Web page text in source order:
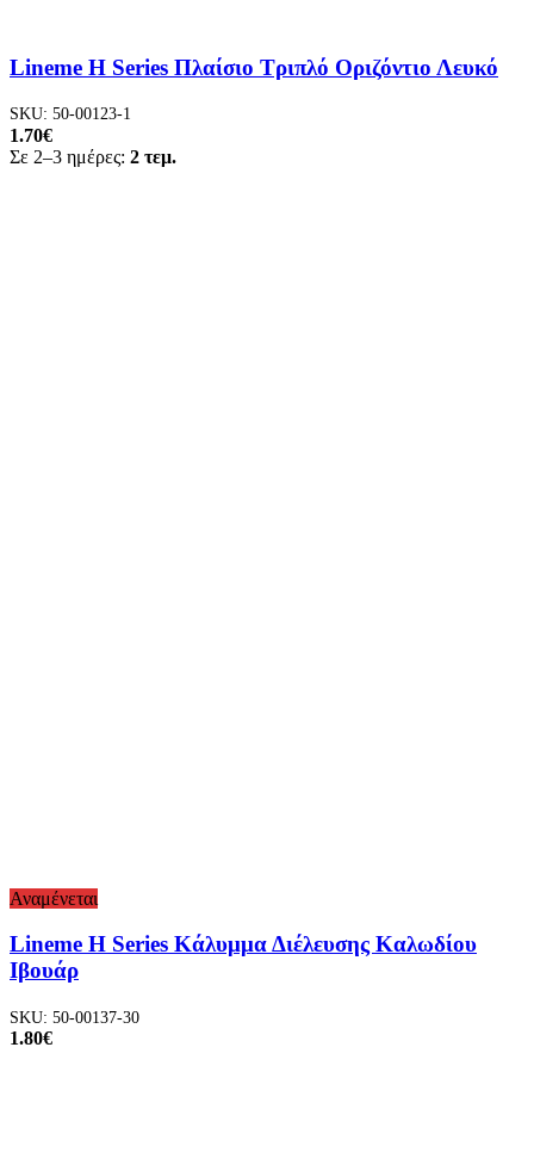
Lineme H Series Πλαίσιο Τριπλό Οριζόντιο Λευκό
SKU: 50-00123-1
1.70€
Σε 2–3 ημέρες: 2 τεμ.
Αναμένεται
Lineme H Series Κάλυμμα Διέλευσης Καλωδίου
Ιβουάρ
SKU: 50-00137-30
1.80€